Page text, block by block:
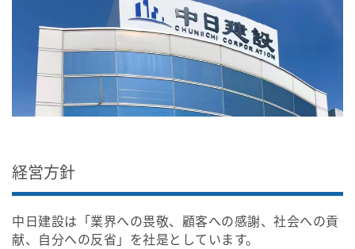
経営方針
中日建設は「業界への畏敬、顧客への感謝、社会への貢
献、自分への反省」を社是としています。